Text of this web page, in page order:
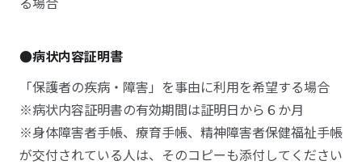
●病状内容証明書
「保護者の疾病・障害」を事由に利用を希望する場合
※病状内容証明書の有効期間は証明日から６か月
※身体障害者手帳、療育手帳、精神障害者保健福祉手帳
が交付されている人は、そのコピーも添付してください